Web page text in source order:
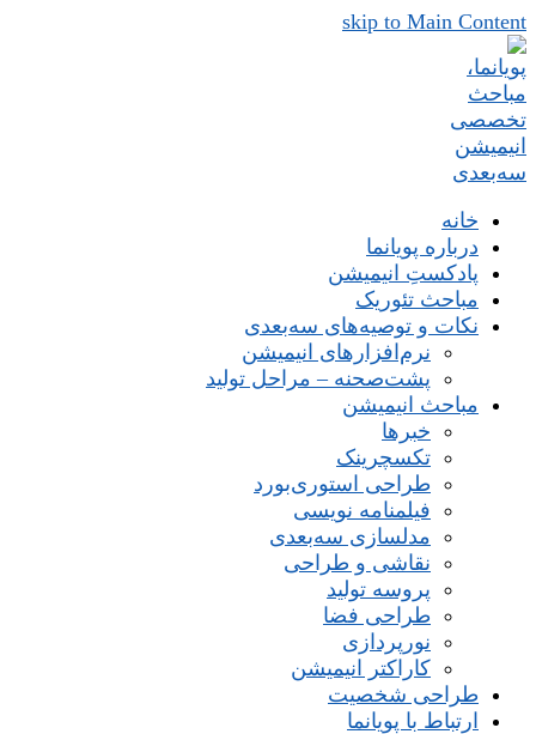
skip to Main Content
خانه
درباره پویانما
پادکستِ انیمیشن
مباحث تئوریک
نکات و توصیه‌های‌ سه‌بعدی
نرم‌افزارهای انیمیشن
پشت‌صحنه – مراحل تولید
مباحث انیمیشن
خبرها
تکسچرینک
طراحی استوری‌بورد
فیلمنامه نویسی
مدلسازی سه‌بعدی
نقاشی و طراحی
پروسه تولید
طراحی فضا
نورپردازی
کاراکتر انیمیشن
طراحی شخصیت
ارتباط با پویانما